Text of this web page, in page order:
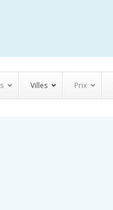
Villes Prix